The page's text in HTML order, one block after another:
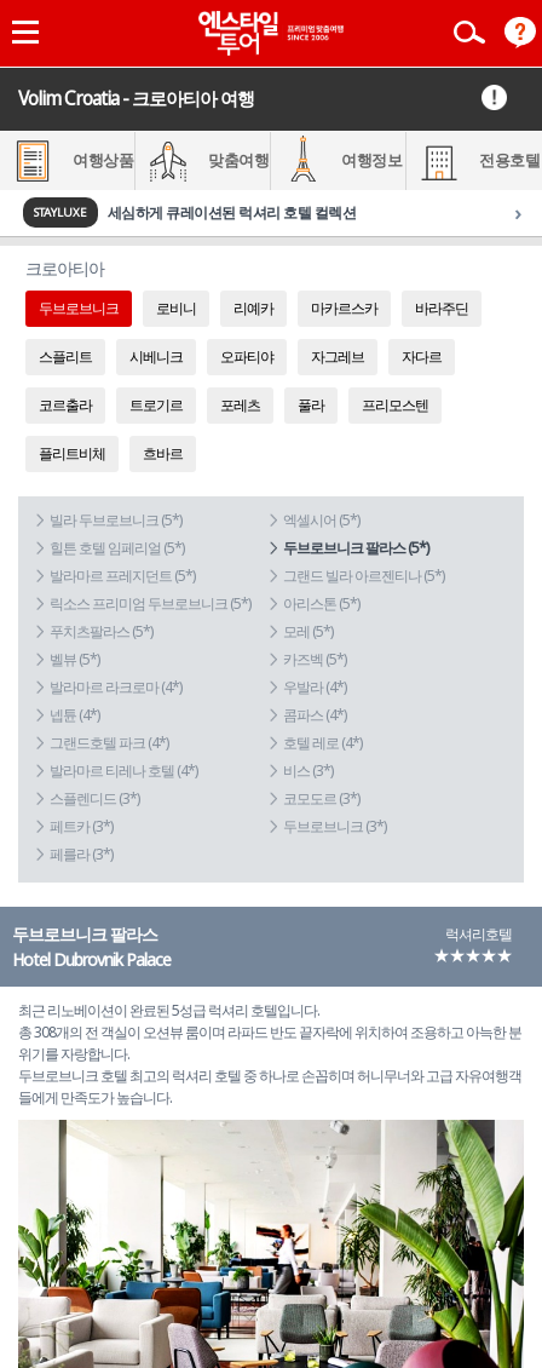
Volim Croatia - 크로아티아 여행
여행상품 맞춤여행 여행정보 전용호텔
STAYLUXE 세심하게 큐레이션된 럭셔리 호텔 컬렉션 ›
크로아티아
두브로브니크 로비니 리예카 마카르스카 바라주딘
스플리트 시베니크 오파티야 자그레브 자다르
코르출라 트로기르 포레츠 풀라 프리모스텐
플리트비체 흐바르
빌라 두브로브니크 (5*)
엑셀시어 (5*)
힐튼 호텔 임페리얼 (5*)
두브로브니크 팔라스 (5*)
발라마르 프레지던트 (5*)
그랜드 빌라 아르젠티나 (5*)
릭소스 프리미엄 두브로브니크 (5*)
아리스톤 (5*)
푸치츠팔라스 (5*)
모레 (5*)
벨뷰 (5*)
카즈벡 (5*)
발라마르 라크로마 (4*)
우발라 (4*)
넵튠 (4*)
콤파스 (4*)
그랜드호텔 파크 (4*)
호텔 레로 (4*)
발라마르 티레나 호텔 (4*)
비스 (3*)
스플렌디드 (3*)
코모도르 (3*)
페트카 (3*)
두브로브니크 (3*)
페를라 (3*)
두브로브니크 팔라스
Hotel Dubrovnik Palace
럭셔리호텔
★★★★★
최근 리노베이션이 완료된 5성급 럭셔리 호텔입니다.
총 308개의 전 객실이 오션뷰 룸이며 라파드 반도 끝자락에 위치하여 조용하고 아늑한 분
위기를 자랑합니다.
두브로브니크 호텔 최고의 럭셔리 호텔 중 하나로 손꼽히며 허니무너와 고급 자유여행객
들에게 만족도가 높습니다.